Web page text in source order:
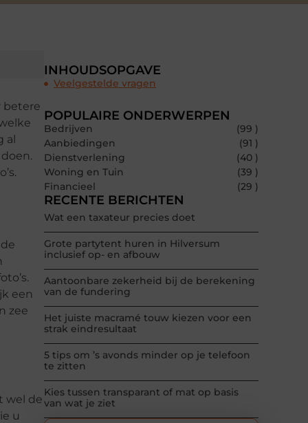
betere
al
een
zee
wel de
u
INHOUDSOPGAVE
Veelgestelde vragen
POPULAIRE ONDERWERPEN
Bedrijven
(99 )
Aanbiedingen
(91 )
Dienstverlening
(40 )
Woning en Tuin
(39 )
Financieel
(29 )
RECENTE BERICHTEN
Wat een taxateur precies doet
Grote partytent huren in Hilversum
inclusief op- en afbouw
Aantoonbare zekerheid bij de berekening
van de fundering
Het juiste macramé touw kiezen voor een
strak eindresultaat
5 tips om ’s avonds minder op je telefoon
te zitten
Kies tussen transparant of mat op basis
van wat je ziet